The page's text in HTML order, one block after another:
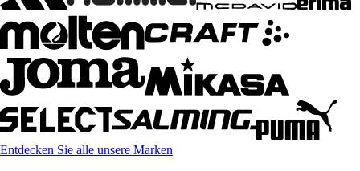
Entdecken Sie alle unsere Marken